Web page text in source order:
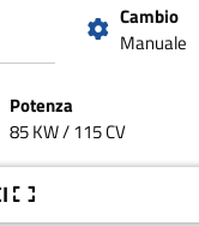
Cambio
Manuale
Potenza
85 KW / 115 CV